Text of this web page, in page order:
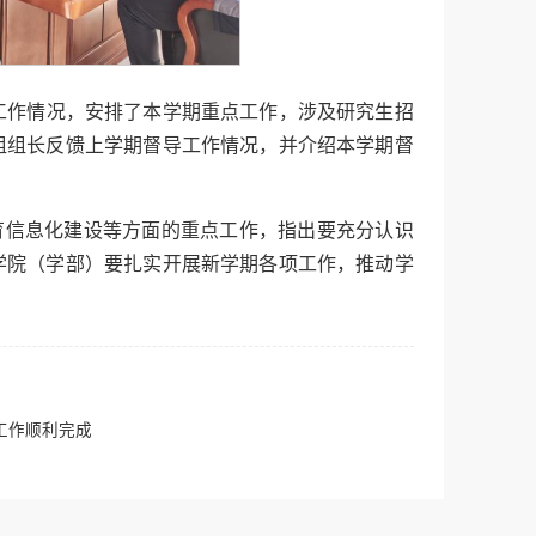
情况，安排了本学期重点工作，涉及研究生招
长反馈上学期督导工作情况，并介绍本学期督
息化建设等方面的重点工作，指出要充分认识
（学部）要扎实开展新学期各项工作，推动学
作顺利完成